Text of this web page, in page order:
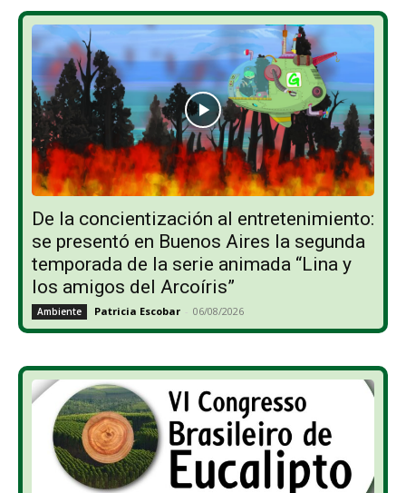
De la concientización al entretenimiento:
se presentó en Buenos Aires la segunda
temporada de la serie animada “Lina y
los amigos del Arcoíris”
Ambiente Patricia Escobar - 06/08/2026